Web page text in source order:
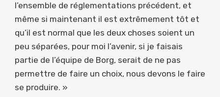
l’ensemble de réglementations précédent, et
même si maintenant il est extrêmement tôt et
qu’il est normal que les deux choses soient un
peu séparées, pour moi l’avenir, si je faisais
partie de l’équipe de Borg, serait de ne pas
permettre de faire un choix, nous devons le faire
se produire. »